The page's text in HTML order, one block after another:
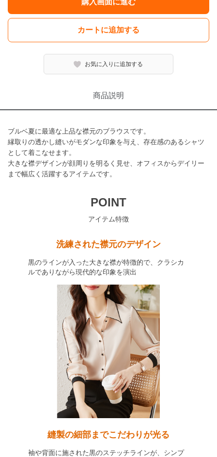
購入画面に進む
カートに追加する
お気に入りに追加する
商品説明
ブルベ夏に最適な上品な襟元のブラウスです。
縁取りの透かし縫いがモダンな印象を与え、存在感のあるシャツ
として着こなせます。
大きな襟デザインが顔周りを明るく見せ、オフィスからデイリー
まで幅広く活躍するアイテムです。
POINT
アイテム特徴
洗練された襟元のデザイン
黒のラインが入った大きな襟が特徴的で、クラシカ
ルでありながら現代的な印象を演出
縫製の細部までこだわりが光る
袖や背面に施された黒のステッチラインが、シンプ